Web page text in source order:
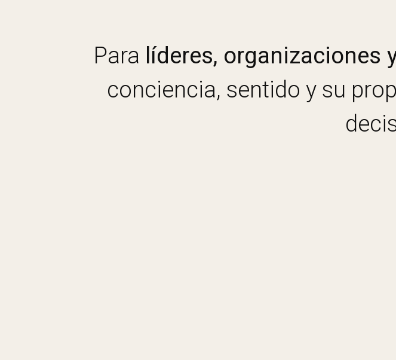
Para líderes, organizaciones
conciencia, sentido y su